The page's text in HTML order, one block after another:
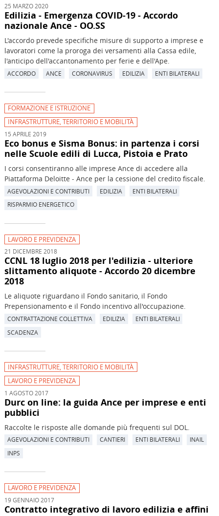
25 MARZO 2020
Edilizia - Emergenza COVID-19 - Accordo
nazionale Ance - OO.SS
L'accordo prevede specifiche misure di supporto a imprese e
lavoratori come la proroga dei versamenti alla Cassa edile,
l'anticipo dell'accantonamento per ferie e dell'Ape.
ACCORDO ANCE CORONAVIRUS EDILIZIA ENTI BILATERALI
FORMAZIONE E ISTRUZIONE
INFRASTRUTTURE, TERRITORIO E MOBILITÀ
15 APRILE 2019
Eco bonus e Sisma Bonus: in partenza i corsi
nelle Scuole edili di Lucca, Pistoia e Prato
I corsi consentiranno alle imprese Ance di accedere alla
Piattaforma Deloitte - Ance per la cessione del credito fiscale.
AGEVOLAZIONI E CONTRIBUTI EDILIZIA
ENTI BILATERALI
RISPARMIO ENERGETICO
LAVORO E PREVIDENZA
21 DICEMBRE 2018
CCNL 18 luglio 2018 per l'edilizia - ulteriore
slittamento aliquote - Accordo 20 dicembre
2018
Le aliquote riguardano il Fondo sanitario, il Fondo
Prepensionamento e il Fondo incentivo all'occupazione.
CONTRATTAZIONE COLLETTIVA EDILIZIA
ENTI BILATERALI
SCADENZA
INFRASTRUTTURE, TERRITORIO E MOBILITÀ
LAVORO E PREVIDENZA
1 AGOSTO 2017
Durc on line: la guida Ance per imprese e enti
pubblici
Raccolte le risposte alle domande più frequenti sul DOL.
AGEVOLAZIONI E CONTRIBUTI CANTIERI ENTI BILATERALI
INAIL
INPS
LAVORO E PREVIDENZA
19 GENNAIO 2017
Contratto integrativo di lavoro edilizia e affini